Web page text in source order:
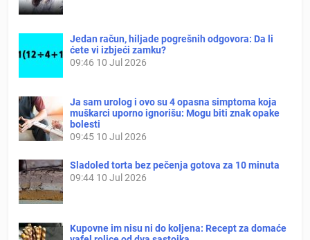
Jedan račun, hiljade pogrešnih odgovora: Da li
ćete vi izbjeći zamku?
09:46 10 Jul 2026
Ja sam urolog i ovo su 4 opasna simptoma koja
muškarci uporno ignorišu: Mogu biti znak opake
bolesti
09:45 10 Jul 2026
Sladoled torta bez pečenja gotova za 10 minuta
09:44 10 Jul 2026
Kupovne im nisu ni do koljena: Recept za domaće